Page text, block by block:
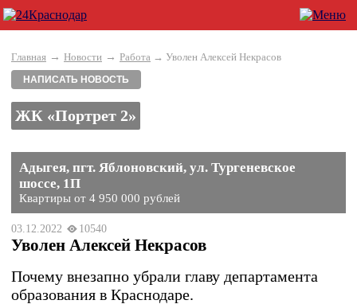
Главная → Новости → Работа → Уволен Алексей Некрасов
НАПИСАТЬ НОВОСТЬ
ЖК «Портрет 2»
Адыгея, пгт. Яблоновский, ул. Тургеневское
шоссе, 1П
Квартиры от 4 950 000 рублей
03.12.2022 10540
Уволен Алексей Некрасов
Почему внезапно убрали главу департамента
образования в Краснодаре.